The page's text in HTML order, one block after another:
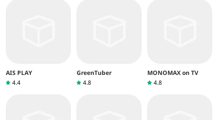
AIS PLAY
4.4
GreenTuber
4.8
MONOMAX on TV
4.8